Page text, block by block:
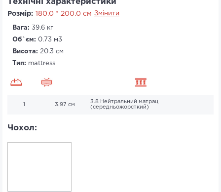
Технічні характеристики
Розмір: 180.0 * 200.0 см Змінити
Вага: 39.6 кг
Об`єм: 0.73 м3
Висота: 20.3 см
Тип: mattress
1 3.97 см
3.8 Нейтральний матрац
(середньожорсткий)
Чохол: